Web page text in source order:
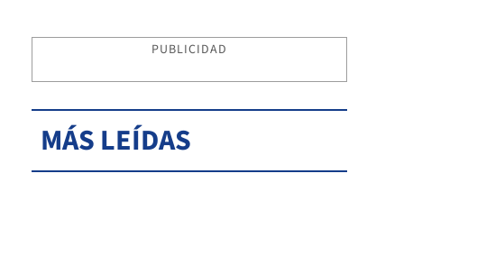
PUBLICIDAD
MÁS LEÍDAS